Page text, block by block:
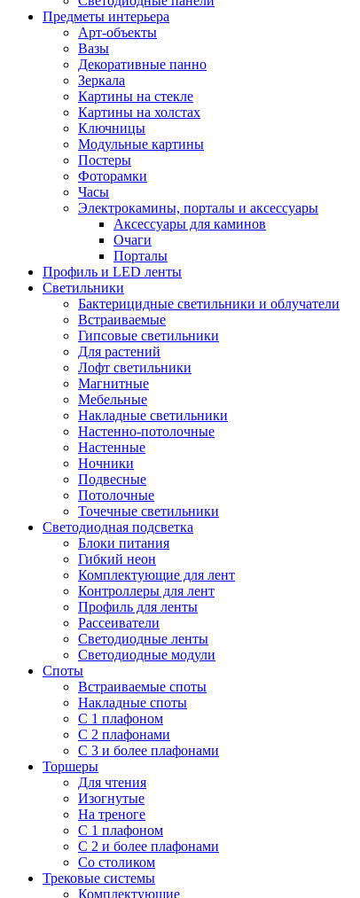
Предметы интерьера
Арт-объекты
Вазы
Декоративные панно
Зеркала
Картины на стекле
Картины на холстах
Ключницы
Модульные картины
Постеры
Фоторамки
Часы
Электрокамины, порталы и аксессуары
Аксессуары для каминов
Очаги
Порталы
Профиль и LED ленты
Светильники
Бактерицидные светильники и облучатели
Встраиваемые
Гипсовые светильники
Для растений
Лофт светильники
Магнитные
Мебельные
Накладные светильники
Настенно-потолочные
Настенные
Ночники
Подвесные
Потолочные
Точечные светильники
Светодиодная подсветка
Блоки питания
Гибкий неон
Комплектующие для лент
Контроллеры для лент
Профиль для ленты
Рассеиватели
Светодиодные ленты
Светодиодные модули
Споты
Встраиваемые споты
Накладные споты
С 1 плафоном
С 2 плафонами
С 3 и более плафонами
Торшеры
Для чтения
Изогнутые
На треноге
С 1 плафоном
С 2 и более плафонами
Со столиком
Трековые системы
Комплектующие